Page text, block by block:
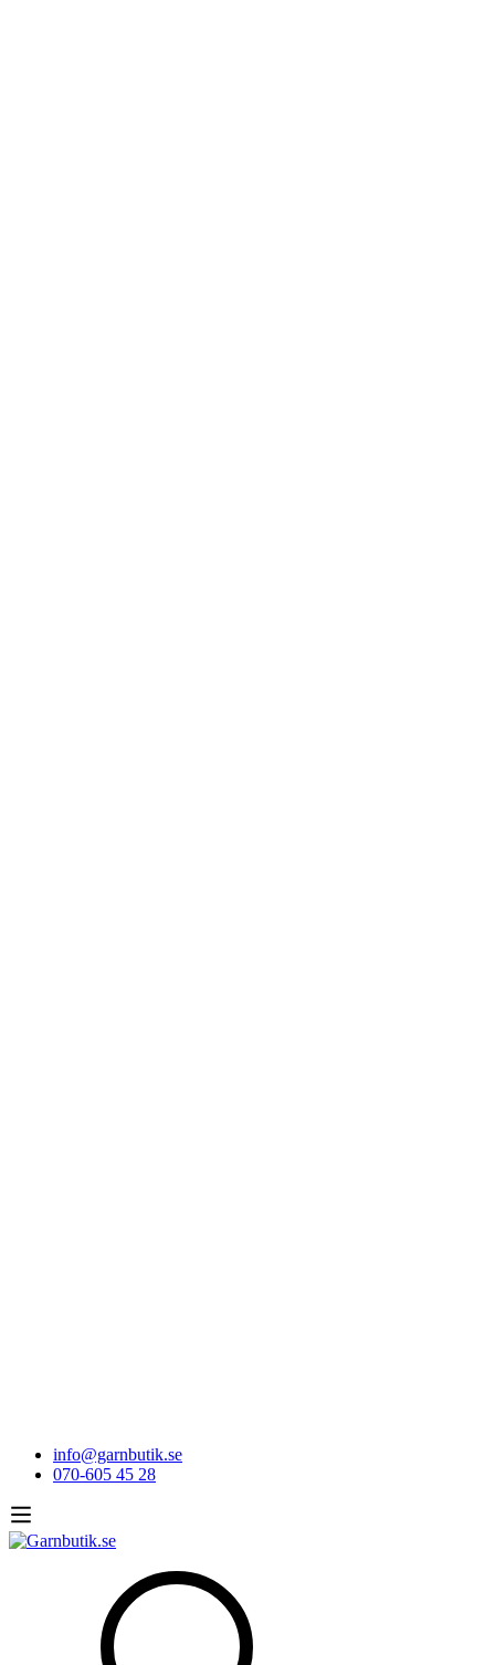
info@garnbutik.se
070-605 45 28